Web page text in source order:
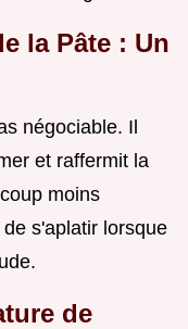
la Pâte : Un
négociable. Il
et raffermit la
moins
s'aplatir lorsque
de